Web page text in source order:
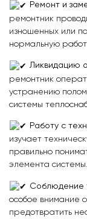
Ремонт и
ремонтник
изношенных или
нормальную
Ликвидацию
ремонтник
устранению
системы
Работу с
изучает
правильно
элемента системы.
Соблюдение
особое внимание
предотвратить